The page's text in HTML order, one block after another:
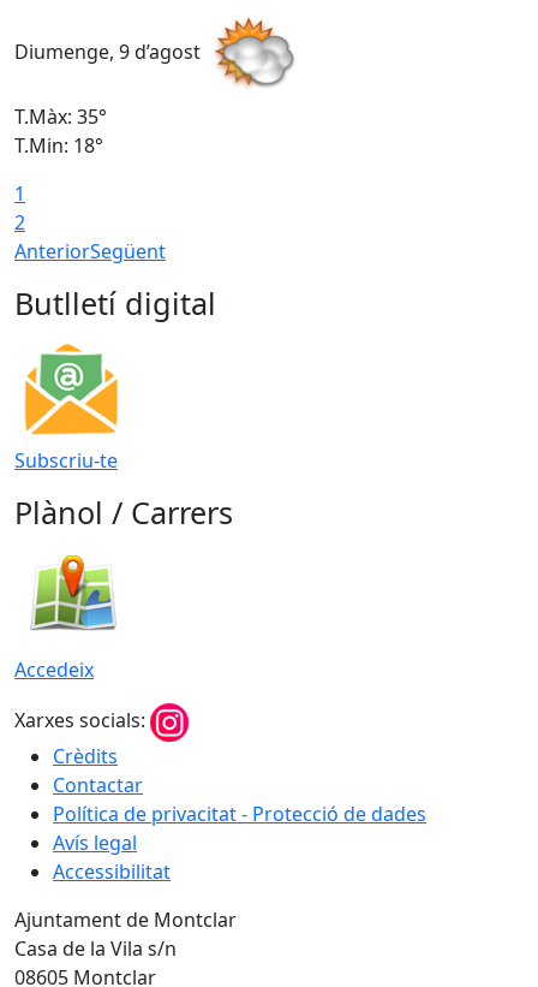
Diumenge, 9 d’agost
T.Màx: 35°
T.Min: 18°
1
2
AnteriorSegüent
Butlletí digital
Subscriu-te
Plànol / Carrers
Accedeix
Xarxes socials:
Crèdits
Contactar
Política de privacitat - Protecció de dades
Avís legal
Accessibilitat
Ajuntament de Montclar
Casa de la Vila s/n
08605 Montclar